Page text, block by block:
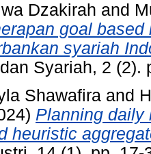
Dzakirah and
goal
syariah
Syariah, 2 (2).
Shawafira and
Planning daily
heuristic